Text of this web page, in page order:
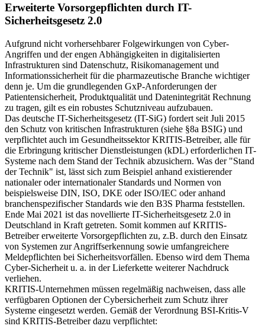
Erweiterte Vorsorgepflichten durch IT-
Sicherheitsgesetz 2.0
Aufgrund nicht vorhersehbarer Folgewirkungen von Cyber-
Angriffen und der engen Abhängigkeiten in digitalisierten
Infrastrukturen sind Datenschutz, Risikomanagement und
Informationssicherheit für die pharmazeutische Branche wichtiger
denn je. Um die grundlegenden GxP-Anforderungen der
Patientensicherheit, Produktqualität und Datenintegrität Rechnung
zu tragen, gilt es ein robustes Schutzniveau aufzubauen.
Das deutsche IT-Sicherheitsgesetz (IT-SiG) fordert seit Juli 2015
den Schutz von kritischen Infrastrukturen (siehe §8a BSIG) und
verpflichtet auch im Gesundheitssektor KRITIS-Betreiber, alle für
die Erbringung kritischer Dienstleistungen (kDL) erforderlichen IT-
Systeme nach dem Stand der Technik abzusichern. Was der "Stand
der Technik" ist, lässt sich zum Beispiel anhand existierender
nationaler oder internationaler Standards und Normen von
beispielsweise DIN, ISO, DKE oder ISO/IEC oder anhand
branchenspezifischer Standards wie den B3S Pharma feststellen.
Ende Mai 2021 ist das novellierte IT-Sicherheitsgesetz 2.0 in
Deutschland in Kraft getreten. Somit kommen auf KRITIS-
Betreiber erweiterte Vorsorgepflichten zu, z.B. durch den Einsatz
von Systemen zur Angriffserkennung sowie umfangreichere
Meldepflichten bei Sicherheitsvorfällen. Ebenso wird dem Thema
Cyber-Sicherheit u. a. in der Lieferkette weiterer Nachdruck
verliehen.
KRITIS-Unternehmen müssen regelmäßig nachweisen, dass alle
verfügbaren Optionen der Cybersicherheit zum Schutz ihrer
Systeme eingesetzt werden. Gemäß der Verordnung BSI-Kritis-V
sind KRITIS-Betreiber dazu verpflichtet: